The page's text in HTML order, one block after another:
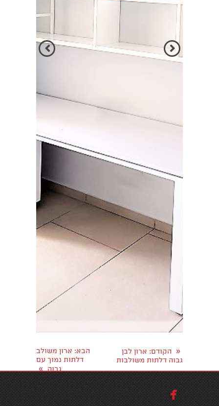
הקודם
« הקודם: ארון לבן
גבוה דלתות משולבות
הבא: ארון משולב
דלתות נמוך עם
גבוה »
